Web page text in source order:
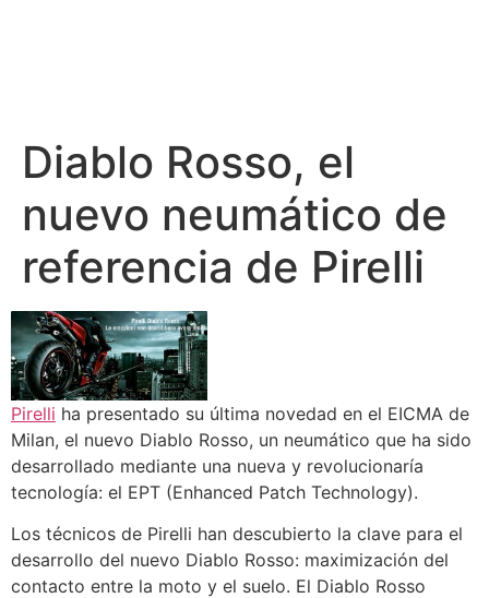
Diablo Rosso, el
nuevo neumático de
referencia de Pirelli
Pirelli ha presentado su última novedad en el EICMA de
Milan, el nuevo Diablo Rosso, un neumático que ha sido
desarrollado mediante una nueva y revolucionaría
tecnología: el EPT (Enhanced Patch Technology).
Los técnicos de Pirelli han descubierto la clave para el
desarrollo del nuevo Diablo Rosso: maximización del
contacto entre la moto y el suelo. El Diablo Rosso